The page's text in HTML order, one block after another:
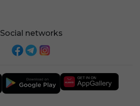
Social networks